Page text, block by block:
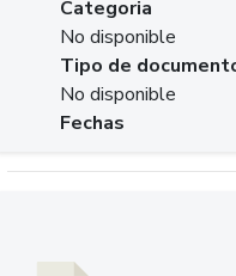
Categoria
No disponible
Tipo de
No disponible
Fechas